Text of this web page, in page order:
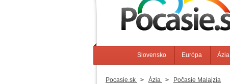
Slovensko Európa Ázia
Pocasie.sk > Ázia > Počasie Malajzia